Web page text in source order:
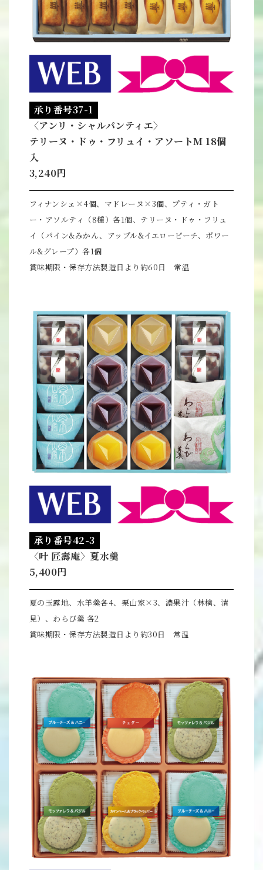
承り番号37-1
〈アンリ・シャルパンティエ〉
テリーヌ・ドゥ・フリュイ・アソートM 18個
入
3,240円
フィナンシェ×4個、マドレーヌ×3個、プティ・ガト
ー・アソルティ（8種）各1個、テリーヌ・ドゥ・フリュ
イ（パイン&みかん、アップル&イエローピーチ、ポワー
ル&グレープ）各1個
賞味期限・保存方法製造日より約60日 常温
承り番号42-3
〈叶 匠壽庵〉夏水羹
5,400円
夏の玉露地、水羊羹各4、栗山家×3、濃果汁（林檎、清
見）、わらび羹 各2
賞味期限・保存方法製造日より約30日 常温